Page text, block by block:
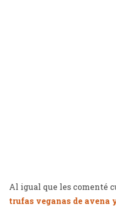
Al igual que les comenté
trufas veganas de avena